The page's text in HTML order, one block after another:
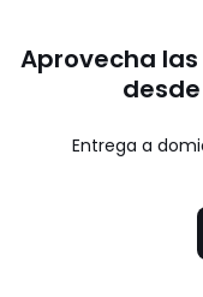
Aprovecha
Entrega a